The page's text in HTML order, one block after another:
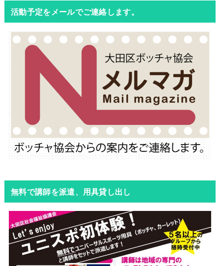
活動予定をメールでご連絡します。
無料で講師を派遣、用具貸し出し